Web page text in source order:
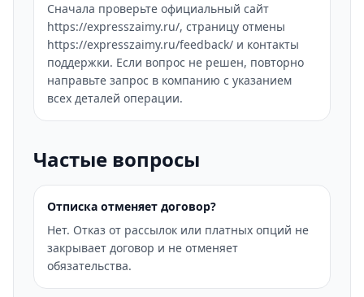
Сначала проверьте официальный сайт
https://expresszaimy.ru/, страницу отмены
https://expresszaimy.ru/feedback/ и контакты
поддержки. Если вопрос не решен, повторно
направьте запрос в компанию с указанием
всех деталей операции.
Частые вопросы
Отписка отменяет договор?
Нет. Отказ от рассылок или платных опций не
закрывает договор и не отменяет
обязательства.